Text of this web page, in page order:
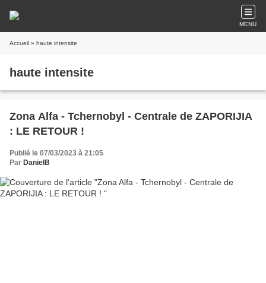
MENU
Accueil » haute intensite
haute intensite
Zona Alfa - Tchernobyl - Centrale de ZAPORIJIA
: LE RETOUR !
Publié le 07/03/2023 à 21:05
Par DanielB